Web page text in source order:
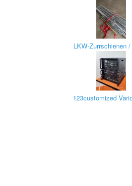
LKW-Zurrschienen
123customized